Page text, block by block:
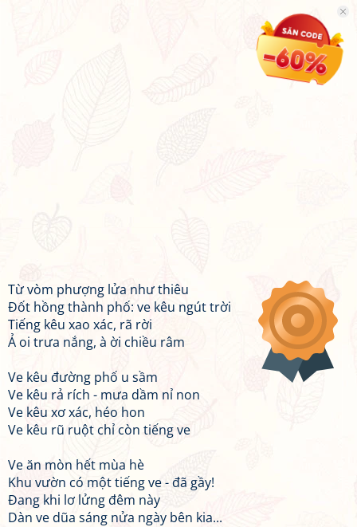
Từ vòm phượng lửa như thiêu
Đốt hồng thành phố: ve kêu ngút trời
Tiếng kêu xao xác, rã rời
Ả oi trưa nắng, à ời chiều râm
Ve kêu đường phố u sầm
Ve kêu rả rích - mưa dầm nỉ non
Ve kêu xơ xác, héo hon
Ve kêu rũ ruột chỉ còn tiếng ve
Ve ăn mòn hết mùa hè
Khu vườn có một tiếng ve - đã gầy!
Đang khi lơ lửng đêm này
Dàn ve dũa sáng nửa ngày bên kia...